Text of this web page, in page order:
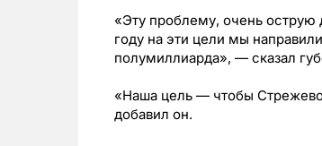
«Эту проблему, очень
году на эти цели мы
полумиллиарда», — сказал
«Наша цель — чтобы
добавил он.